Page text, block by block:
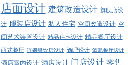
店面设计 建筑改造设计 旗舰店设
计 服装店设计 私人住宅 空间改造设计 空
间艺术装置设计 精品住宅设计 精品餐厅设计
西式餐厅 连锁餐饮店设计 酒吧设计 酒吧餐厅设计
酒店室内设计 酒店设计 门店设计 零售